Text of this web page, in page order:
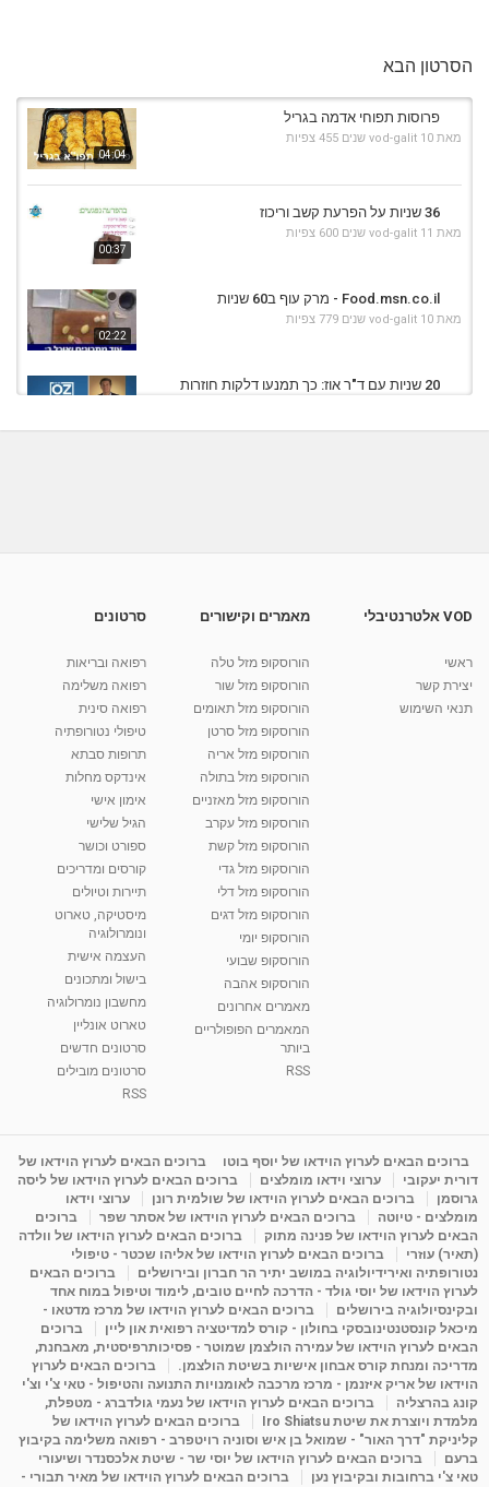
הסרטון הבא
04:04
פרוסות תפוחי אדמה בגריל
מאת vod-galit 10 שנים 455 צפיות
00:37
36 שניות על הפרעת קשב וריכוז
מאת vod-galit 11 שנים 600 צפיות
02:22
Food.msn.co.il - מרק עוף ב60 שניות
מאת vod-galit 10 שנים 779 צפיות
20 שניות עם ד"ר אוז: כך תמנעו דלקות חוזרות
מאת
10:17
קרין גורן - העוגה המתגלצ’ת ללא קמח
38.5k צפיות
01:37
יוסי שר - מתמחה בשיטת אלכסנדר וטאי צ'י
2,738 צפיות
01:46
רנה רז-גילו -טיפול אנרגטי ויעוץ רוחני - נומרולוגית
2,314 צפיות
05:37
סודות בתאריך הלידה, משמעות חודש הלידה -
ינואר זינה ליבשיץ נומרולוגית
ליסה גרוסמן - המרכז לאימון התנהגותי - קשב
09:12
מדיטציה בדמיון מודרך - היכרות עם האני הפנימי
מאת admin 11 שנים 3,648 צפיות
פנינה מתוק - מרכז "נתיב הלב" בהרצליה-
מדיטציה-התחדשות
Shahar-vod
VOD אלטרנטיבלי
ראשי
יצירת קשר
תנאי השימוש
מאמרים וקישורים
הורוסקופ מזל טלה
הורוסקופ מזל שור
הורוסקופ מזל תאומים
הורוסקופ מזל סרטן
הורוסקופ מזל אריה
הורוסקופ מזל בתולה
הורוסקופ מזל מאזניים
הורוסקופ מזל עקרב
הורוסקופ מזל קשת
הורוסקופ מזל גדי
הורוסקופ מזל דלי
הורוסקופ מזל דגים
הורוסקופ יומי
הורוסקופ שבועי
הורוסקופ אהבה
מאמרים אחרונים
המאמרים הפופולריים
ביותר
RSS
סרטונים
רפואה ובריאות
רפואה משלימה
רפואה סינית
טיפולי נטורופתיה
תרופות סבתא
אינדקס מחלות
אימון אישי
הגיל שלישי
ספורט וכושר
קורסים ומדריכים
תיירות וטיולים
מיסטיקה, טארוט
ונומרולוגיה
העצמה אישית
בישול ומתכונים
מחשבון נומרולוגיה
טארוט אונליין
סרטונים חדשים
סרטונים מובילים
RSS
ברוכים הבאים לערוץ הוידאו של יוסף בוטו
ברוכים הבאים לערוץ הוידאו של
דורית יעקובי
ערוצי וידאו מומלצים
ברוכים הבאים לערוץ הוידאו של ליסה
גרוסמן
ברוכים הבאים לערוץ הוידאו של שולמית רונן
ערוצי וידאו
מומלצים - טיוטה
ברוכים הבאים לערוץ הוידאו של אסתר שפר
ברוכים
הבאים לערוץ הוידאו של פנינה מתוק
ברוכים הבאים לערוץ הוידאו של וולדה
(תאיר) עוזרי
ברוכים הבאים לערוץ הוידאו של אליהו שכטר - טיפולי
נטורופתיה ואירידיולוגיה במושב יתיר הר חברון ובירושלים
ברוכים הבאים
לערוץ הוידאו של יוסי גולד - הדרכה לחיים טובים, לימוד וטיפול במוח אחד
ובקינסיולוגיה בירושלים
ברוכים הבאים לערוץ הוידאו של מרכז מדטאו -
מיכאל קונסטנטינובסקי בחולון - קורס למדיטציה רפואית און ליין
ברוכים
הבאים לערוץ הוידאו של עמירה הולצמן שמוטר - פסיכותרפיסטית, מאבחנת,
מדריכה ומנחת קורס אבחון אישיות בשיטת הולצמן.
ברוכים הבאים לערוץ
הוידאו של אריק איזנמן - מרכז מרכבה לאומנויות התנועה והטיפול - טאי צ'י וצ'י
קונג בהרצליה
ברוכים הבאים לערוץ הוידאו של נעמי גולדברג - מטפלת,
מלמדת ויוצרת את שיטת Iro Shiatsu
ברוכים הבאים לערוץ הוידאו של
קליניקת "דרך האור" - שמואל בן איש וסוניה רויטפרב - רפואה משלימה בקיבוץ
ברעם
ברוכים הבאים לערוץ הוידאו של יוסי שר - שיטת אלכסנדר ושיעורי
טאי צ'י ברחובות ובקיבוץ נען
ברוכים הבאים לערוץ הוידאו של מאיר תבורי -